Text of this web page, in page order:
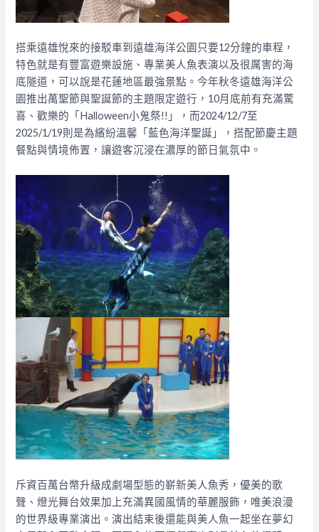
搭乘遠雄悅來的接駁車到遠雄海洋公園只要12分鐘的車程，
特色就是有豐富遊樂設施、專業美人魚表演以及很厲害的海
底隧道，可以說是花蓮地區最強景點。今年秋冬遠雄海洋公
園推出萬聖節與聖誕節的主題限定遊行，10月底前有充滿驚
喜、歡樂的「Halloween小鬼祭!!」，而2024/12/7至
2025/1/19則是為繽紛溫馨「藍色海洋聖誕」，搭配節慶主題
餐點與情境佈置，讓遊客沉浸在濃厚的節日氣氛中。
斥資百萬台幣升級成劇場型態的嶄新美人魚秀，優美的歌
聲、燈光舞台效果加上充滿異國風情的華麗服飾，唯美浪漫
的世界級專業演出。演出結束後還能與美人魚一起坐在夢幻